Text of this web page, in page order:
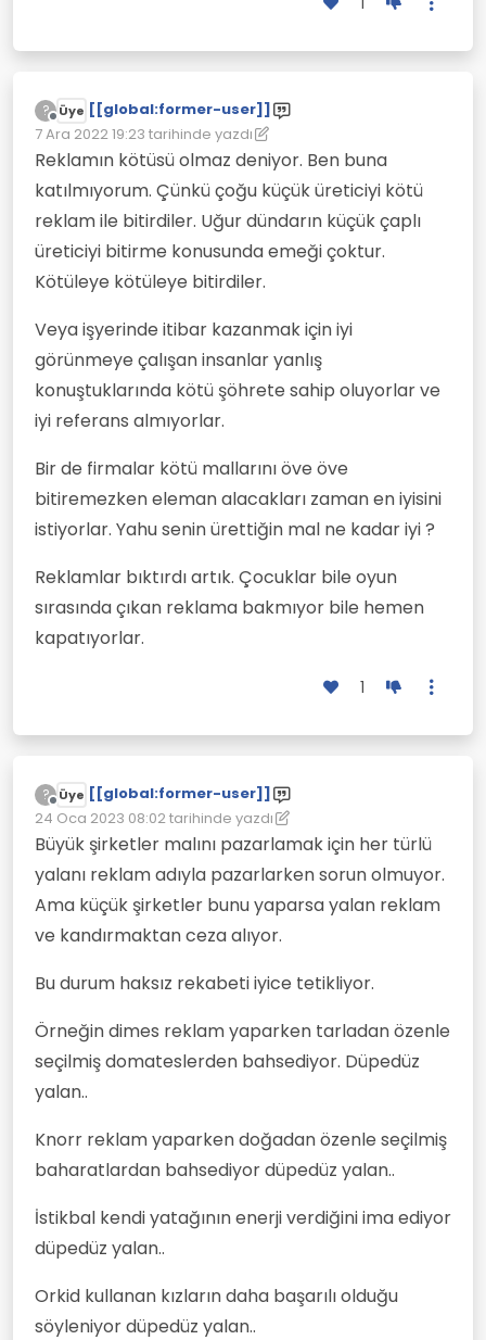
?
Çevrimdışı
Üye [[global:former-user]]
7 Ara 2022 19:23 tarihinde yazdı
Son düzenleyen: [[global:former-user]]
Reklamın kötüsü olmaz deniyor. Ben buna
katılmıyorum. Çünkü çoğu küçük üreticiyi kötü
reklam ile bitirdiler. Uğur dündarın küçük çaplı
üreticiyi bitirme konusunda emeği çoktur.
Kötüleye kötüleye bitirdiler.
Veya işyerinde itibar kazanmak için iyi
görünmeye çalışan insanlar yanlış
konuştuklarında kötü şöhrete sahip oluyorlar ve
iyi referans almıyorlar.
Bir de firmalar kötü mallarını öve öve
bitiremezken eleman alacakları zaman en iyisini
istiyorlar. Yahu senin ürettiğin mal ne kadar iyi ?
Reklamlar bıktırdı artık. Çocuklar bile oyun
sırasında çıkan reklama bakmıyor bile hemen
kapatıyorlar.
1
?
Çevrimdışı
Üye [[global:former-user]]
24 Oca 2023 08:02tarihinde yazdı
Son düzenleyen: [[global:former-user]]
Büyük şirketler malını pazarlamak için her türlü
yalanı reklam adıyla pazarlarken sorun olmuyor.
Ama küçük şirketler bunu yaparsa yalan reklam
ve kandırmaktan ceza alıyor.
Bu durum haksız rekabeti iyice tetikliyor.
Örneğin dimes reklam yaparken tarladan özenle
seçilmiş domateslerden bahsediyor. Düpedüz
yalan..
Knorr reklam yaparken doğadan özenle seçilmiş
baharatlardan bahsediyor düpedüz yalan..
İstikbal kendi yatağının enerji verdiğini ima ediyor
düpedüz yalan..
Orkid kullanan kızların daha başarılı olduğu
söyleniyor düpedüz yalan..